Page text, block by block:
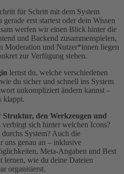
für Schritt mit dem System
erst startest oder dein Wissen
werfen wir einen Blick hinter die
und Backend zusammenspielen,
Moderation und Nutzer*innen liegen
zur Verfügung stehen.
lernst du, welche verschiedenen
du sicher und schnell ins System
unkompliziert ändern kannst –
klappt.
Struktur, den Werkzeugen und
verbirgt sich hinter welchen Icons?
System? Auch die
uns genau an – inklusive
Meta-Angaben und Best
lernen, wie du deine Dateien
organisierst.